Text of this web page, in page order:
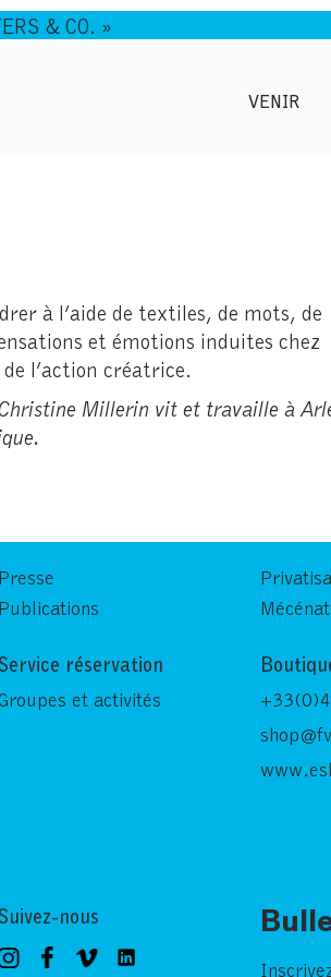
& CO. »
VENIR
à l’aide de textiles, de mots, de
et émotions induites chez
l’action créatrice.
Millerin vit et travaille à
Presse
Publications
Mécénat
réservation
Groupes et activités
nous